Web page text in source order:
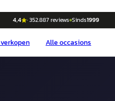
4,4 ·352.887reviews Sinds1999
verkopen Alle occasions